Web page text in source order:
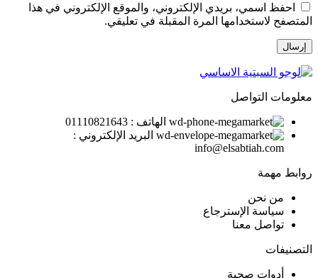
احفظ اسمي، بريدي الإلكتروني، والموقع الإلكتروني في هذا
المتصفح لاستخدامها المرة المقبلة في تعليقي.
معلومات التواصل
الهاتف : 01110821643
البريد الإلكتروني :
info@elsabtiah.com
روابط مهمة
من نحن
سياسة الإسترجاع
تواصل معنا
التصنيفات
أدوات صحية